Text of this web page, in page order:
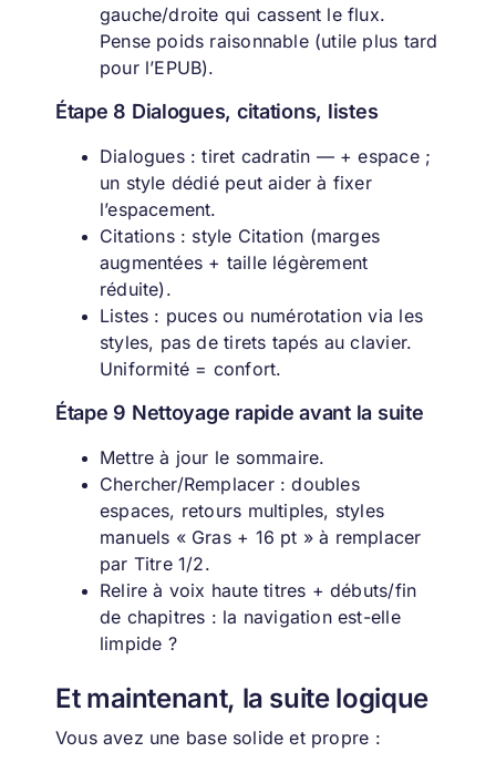
gauche/droite qui cassent le flux.
Pense poids raisonnable (utile plus tard
pour l’EPUB).
Étape 8 Dialogues, citations, listes
Dialogues : tiret cadratin — + espace ;
un style dédié peut aider à fixer
l’espacement.
Citations : style Citation (marges
augmentées + taille légèrement
réduite).
Listes : puces ou numérotation via les
styles, pas de tirets tapés au clavier.
Uniformité = confort.
Étape 9 Nettoyage rapide avant la suite
Mettre à jour le sommaire.
Chercher/Remplacer : doubles
espaces, retours multiples, styles
manuels « Gras + 16 pt » à remplacer
par Titre 1/2.
Relire à voix haute titres + débuts/fin
de chapitres : la navigation est-elle
limpide ?
Et maintenant, la suite logique
Vous avez une base solide et propre :